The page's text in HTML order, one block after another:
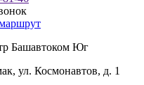
Башавтоком Юг
ул. Космонавтов, д. 1